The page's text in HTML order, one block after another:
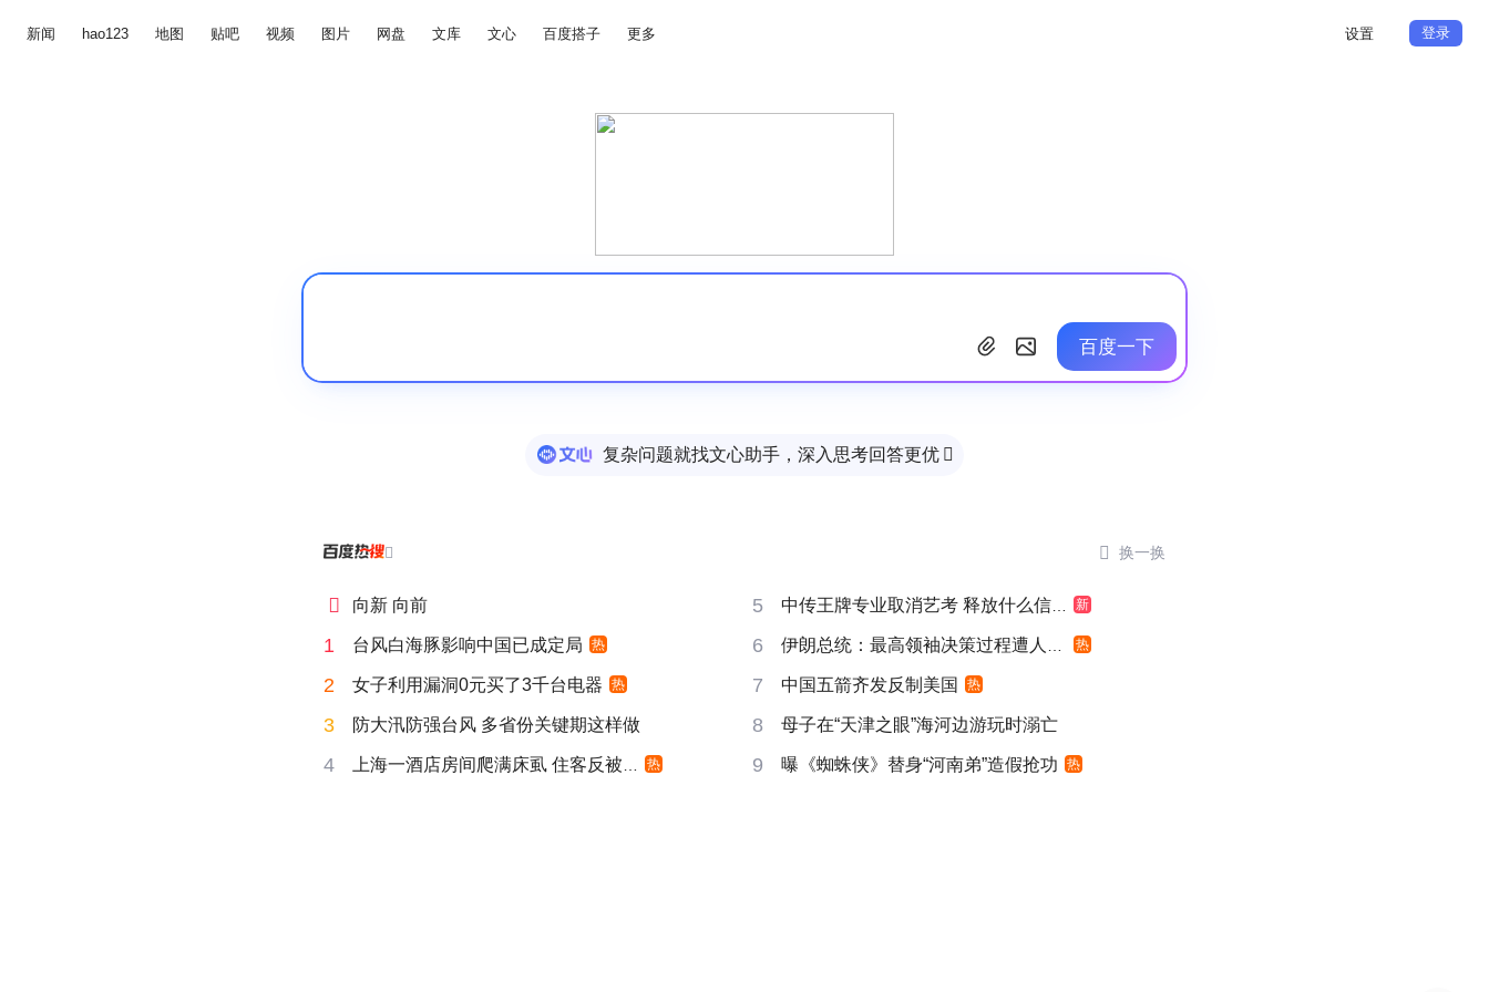
新闻 hao123 地图 贴吧 视频 图片 网盘 文库 文心 百度搭子 更多 设置 登录
百度一下
复杂问题就找文心助手，深入思考回答更优 
  换一换
 向新 向前 5 中传王牌专业取消艺考 释放什么信号 新
1 台风白海豚影响中国已成定局 热 6 伊朗总统：最高领袖决策过程遭人利用 热
2 女子利用漏洞0元买了3千台电器 热 7 中国五箭齐发反制美国 热
3 防大汛防强台风 多省份关键期这样做 8 母子在“天津之眼”海河边游玩时溺亡
4 上海一酒店房间爬满床虱 住客反被怼 热 9 曝《蜘蛛侠》替身“河南弟”造假抢功 热